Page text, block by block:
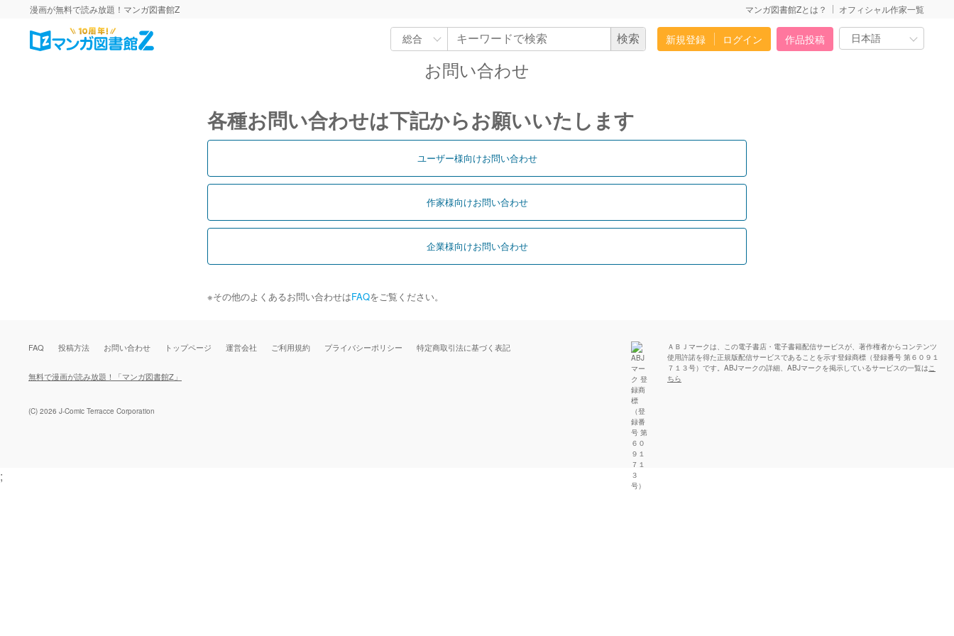
漫画が無料で読み放題！マンガ図書館Z マンガ図書館Zとは？ オフィシャル作家一覧
新規登録 ログイン 作品投稿
お問い合わせ
各種お問い合わせは下記からお願いいたします
ユーザー様向けお問い合わせ
作家様向けお問い合わせ
企業様向けお問い合わせ
※その他のよくあるお問い合わせはFAQをご覧ください。
ＡＢＪマークは、この電子書店・電子書籍配信サービスが、著作権者からコンテンツ
使用許諾を得た正規版配信サービスであることを示す登録商標（登録番号 第６０９１
７１３号）です。ABJマークの詳細、ABJマークを掲示しているサービスの一覧はこ
ちら
FAQ 投稿方法 お問い合わせ トップページ 運営会社 ご利用規約 プライバシーポリシー 特定商取引法に基づく表記
無料で漫画が読み放題！「マンガ図書館Z」
(C) 2026 J-Comic Terracce Corporation
;